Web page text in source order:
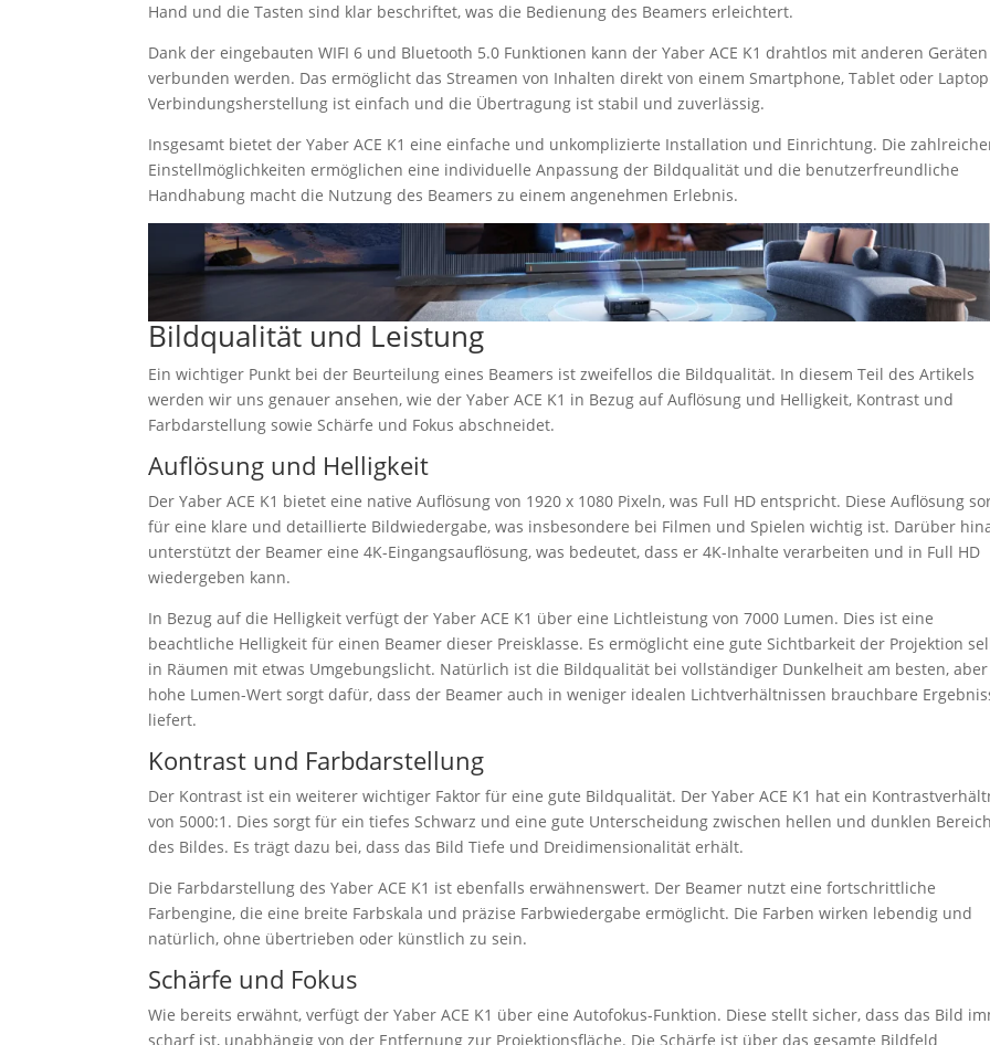
Hand und die Tasten sind klar beschriftet, was die Bedienung des Beamers erleichtert.
Dank der eingebauten WIFI 6 und Bluetooth 5.0 Funktionen kann der Yaber ACE K1 drahtlos mit anderen Geräten
verbunden werden. Das ermöglicht das Streamen von Inhalten direkt von einem Smartphone, Tablet oder
Verbindungsherstellung ist einfach und die Übertragung ist stabil und zuverlässig.
Insgesamt bietet der Yaber ACE K1 eine einfache und unkomplizierte Installation und Einrichtung. Die
Einstellmöglichkeiten ermöglichen eine individuelle Anpassung der Bildqualität und die benutzerfreundliche
Handhabung macht die Nutzung des Beamers zu einem angenehmen Erlebnis.
Bildqualität und Leistung
Ein wichtiger Punkt bei der Beurteilung eines Beamers ist zweifellos die Bildqualität. In diesem Teil des Artikels
werden wir uns genauer ansehen, wie der Yaber ACE K1 in Bezug auf Auflösung und Helligkeit, Kontrast und
Farbdarstellung sowie Schärfe und Fokus abschneidet.
Auflösung und Helligkeit
Der Yaber ACE K1 bietet eine native Auflösung von 1920 x 1080 Pixeln, was Full HD entspricht. Diese Auflösung
für eine klare und detaillierte Bildwiedergabe, was insbesondere bei Filmen und Spielen wichtig ist. Darüber
unterstützt der Beamer eine 4K-Eingangsauflösung, was bedeutet, dass er 4K-Inhalte verarbeiten und in Full HD
wiedergeben kann.
In Bezug auf die Helligkeit verfügt der Yaber ACE K1 über eine Lichtleistung von 7000 Lumen. Dies ist eine
beachtliche Helligkeit für einen Beamer dieser Preisklasse. Es ermöglicht eine gute Sichtbarkeit der Projektion
in Räumen mit etwas Umgebungslicht. Natürlich ist die Bildqualität bei vollständiger Dunkelheit am besten,
hohe Lumen-Wert sorgt dafür, dass der Beamer auch in weniger idealen Lichtverhältnissen brauchbare
liefert.
Kontrast und Farbdarstellung
Der Kontrast ist ein weiterer wichtiger Faktor für eine gute Bildqualität. Der Yaber ACE K1 hat ein
von 5000:1. Dies sorgt für ein tiefes Schwarz und eine gute Unterscheidung zwischen hellen und dunklen
des Bildes. Es trägt dazu bei, dass das Bild Tiefe und Dreidimensionalität erhält.
Die Farbdarstellung des Yaber ACE K1 ist ebenfalls erwähnenswert. Der Beamer nutzt eine fortschrittliche
Farbengine, die eine breite Farbskala und präzise Farbwiedergabe ermöglicht. Die Farben wirken lebendig und
natürlich, ohne übertrieben oder künstlich zu sein.
Schärfe und Fokus
Wie bereits erwähnt, verfügt der Yaber ACE K1 über eine Autofokus-Funktion. Diese stellt sicher, dass das Bild
scharf ist, unabhängig von der Entfernung zur Projektionsfläche. Die Schärfe ist über das gesamte Bildfeld